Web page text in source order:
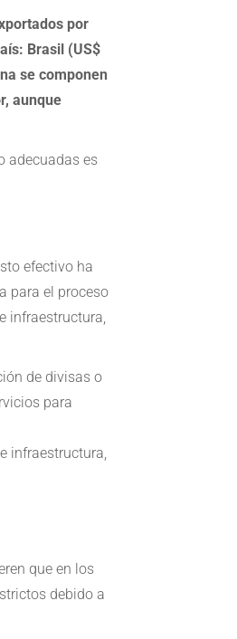
por
Brasil (US$
se componen
aunque
adecuadas es
efectivo ha
para el proceso
infraestructura,
de divisas o
para
infraestructura,
que en los
debido a